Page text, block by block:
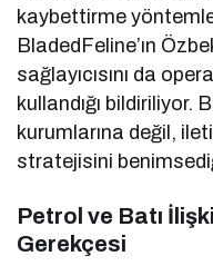
kaybettirme
BladedFeline’ın
sağlayıcısını da
kullandığı bildiriliyor.
kurumlarına değil,
stratejisini
Petrol ve Batı
Gerekçesi